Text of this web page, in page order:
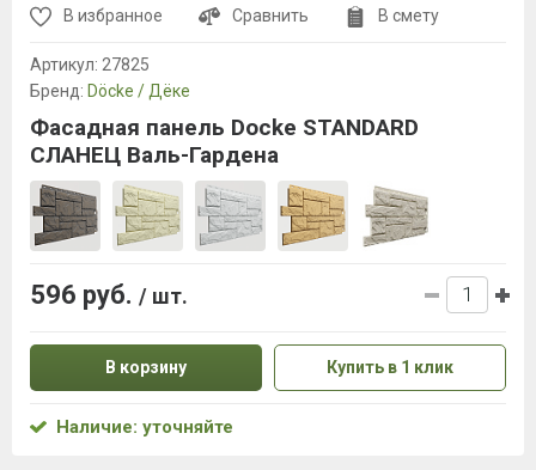
В избранное Сравнить В смету
Артикул: 27825
Бренд: Döcke / Дёке
Фасадная панель Docke STANDARD
СЛАНЕЦ Валь-Гардена
596 руб. / шт.
В корзину Купить в 1 клик
Наличие: уточняйте